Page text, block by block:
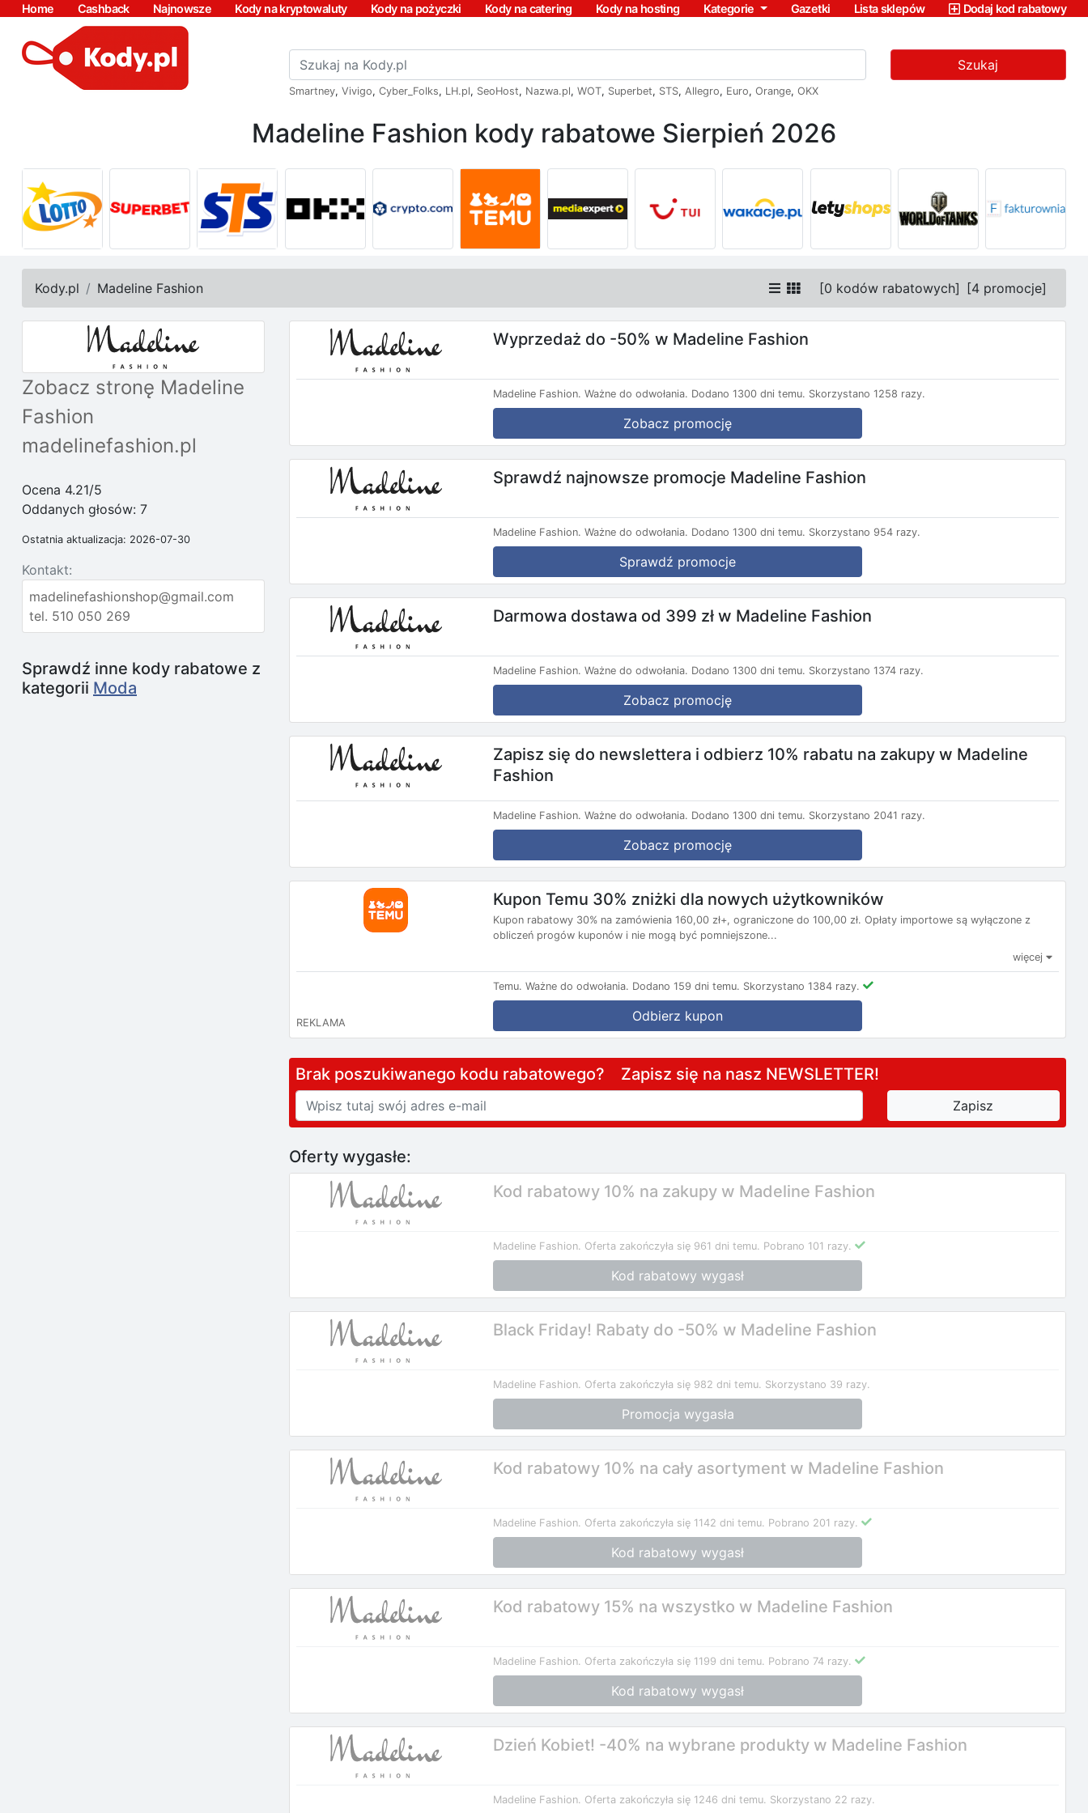
Home Cashback Najnowsze Kody na kryptowaluty Kody na pożyczki Kody na catering Kody na hosting Kategorie Gazetki Lista sklepów Dodaj kod rabatowy
Szukaj
Smartney, Vivigo, Cyber_Folks, LH.pl, SeoHost, Nazwa.pl, WOT, Superbet, STS, Allegro, Euro, Orange, OKX
Madeline Fashion kody rabatowe Sierpień 2026
Kody.pl Madeline Fashion [0 kodów rabatowych] [4 promocje]
Zobacz stronę Madeline
Fashion
madelinefashion.pl
Ocena 4.21/5
Oddanych głosów: 7
Ostatnia aktualizacja: 2026-07-30
Kontakt:
madelinefashionshop@gmail.com
tel. 510 050 269
Sprawdź inne kody rabatowe z
kategorii Moda
Wyprzedaż do -50% w Madeline Fashion
Madeline Fashion. Ważne do odwołania. Dodano 1300 dni temu. Skorzystano 1258 razy.
Zobacz promocję
Sprawdź najnowsze promocje Madeline Fashion
Madeline Fashion. Ważne do odwołania. Dodano 1300 dni temu. Skorzystano 954 razy.
Sprawdź promocje
Darmowa dostawa od 399 zł w Madeline Fashion
Madeline Fashion. Ważne do odwołania. Dodano 1300 dni temu. Skorzystano 1374 razy.
Zobacz promocję
Zapisz się do newslettera i odbierz 10% rabatu na zakupy w Madeline
Fashion
Madeline Fashion. Ważne do odwołania. Dodano 1300 dni temu. Skorzystano 2041 razy.
Zobacz promocję
Kupon Temu 30% zniżki dla nowych użytkowników
Kupon rabatowy 30% na zamówienia 160,00 zł+, ograniczone do 100,00 zł. Opłaty importowe są wyłączone z
obliczeń progów kuponów i nie mogą być pomniejszone...
więcej
Temu. Ważne do odwołania. Dodano 159 dni temu. Skorzystano 1384 razy.
REKLAMA Odbierz kupon
Brak poszukiwanego kodu rabatowego? Zapisz się na nasz NEWSLETTER!
Oferty wygasłe:
Kod rabatowy 10% na zakupy w Madeline Fashion
Madeline Fashion. Oferta zakończyła się 961 dni temu. Pobrano 101 razy.
Kod rabatowy wygasł
Black Friday! Rabaty do -50% w Madeline Fashion
Madeline Fashion. Oferta zakończyła się 982 dni temu. Skorzystano 39 razy.
Promocja wygasła
Kod rabatowy 10% na cały asortyment w Madeline Fashion
Madeline Fashion. Oferta zakończyła się 1142 dni temu. Pobrano 201 razy.
Kod rabatowy wygasł
Kod rabatowy 15% na wszystko w Madeline Fashion
Madeline Fashion. Oferta zakończyła się 1199 dni temu. Pobrano 74 razy.
Kod rabatowy wygasł
Dzień Kobiet! -40% na wybrane produkty w Madeline Fashion
Madeline Fashion. Oferta zakończyła się 1246 dni temu. Skorzystano 22 razy.